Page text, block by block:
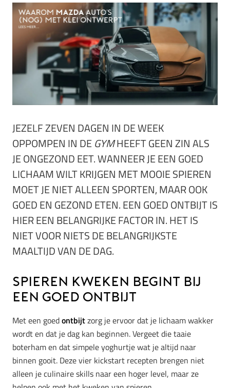
JEZELF ZEVEN DAGEN IN DE WEEK
OPPOMPEN IN DEGYMHEEFT GEEN ZIN ALS
JE ONGEZOND EET. WANNEER JE EEN GOED
LICHAAM WILT KRIJGEN MET MOOIE SPIEREN
MOET JE NIET ALLEEN SPORTEN, MAAR OOK
GOED EN GEZOND ETEN. EEN GOED ONTBIJT IS
HIER EEN BELANGRIJKE FACTOR IN. HET IS
NIET VOOR NIETS DE BELANGRIJKSTE
MAALTIJD VAN DE DAG.
Spieren kweken begint bij
een goed ontbijt
Met een goedontbijtzorg je ervoor dat je lichaam wakker
wordt en dat je dag kan beginnen. Vergeet die taaie
boterham en dat simpele yoghurtje wat je altijd naar
binnen gooit. Deze vier kickstart recepten brengen niet
alleen je culinaire skills naar een hoger level, maar ze